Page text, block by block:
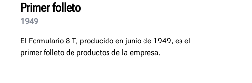
Primer folleto
1949
El Formulario 8-T, producido en junio de 1949, es el
primer folleto de productos de la empresa.